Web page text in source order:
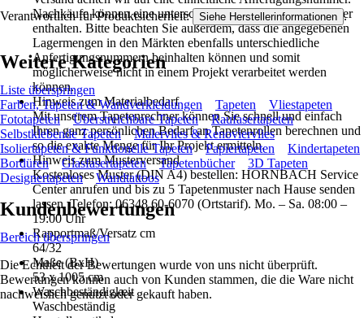
Nachkäufe können eine unterschiedliche Anfertigungsnummer
enthalten. Bitte beachten Sie außerdem, dass die angegebenen
Lagermengen in den Märkten ebenfalls unterschiedliche
Anfertigungsnummern beinhalten können und somit
möglicherweise nicht in einem Projekt verarbeitet werden
können.
Hinweis zum Materialbedarf
Mit unserem Tapetenrechner können Sie schnell und einfach
Ihren ganz persönlichen Bedarf an Tapetenrollen berechnen und
so die exakte Menge für Ihr Projekt ermitteln.
Hinweis zum Musterversand
Kostenloses Muster (DIN A4) bestellen: HORNBACH Service
Center anrufen und bis zu 5 Tapetenmuster nach Hause senden
lassen. Telefon: 06348 60-6070 (Ortstarif). Mo. – Sa. 08:00 –
19:00 Uhr
Rapportmaß/Versatz cm
64/32
Maße (BxH)
53 x 1005 cm
Waschbeständigkeit
Waschbeständig
Verantwortlich für Produktsicherheit: Siehe Herstellerinformationen .
Weitere Kategorien
Liste überspringen
Farben, Tapeten & Wandverkleidungen
Tapeten
Vliestapeten
Fototapeten
Überstreichbare Tapeten
Raufasertapeten
Selbstklebende Tapeten
Malervlies & Renoviervlies
Isoliertapeten & Funktionelle Tapeten
Papiertapeten
Kindertapeten
Bordüren
Glasfasertapeten Tapetenbücher
3D Tapeten
Designertapeten
Wandtattoos
Kundenbewertungen
Bereich überspringen
Die Echtheit der Bewertungen wurde von uns nicht überprüft.
Bewertungen können auch von Kunden stammen, die die Ware nicht
nachweislich genutzt oder gekauft haben.